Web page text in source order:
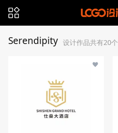
Serendipity 设计作品共有20个